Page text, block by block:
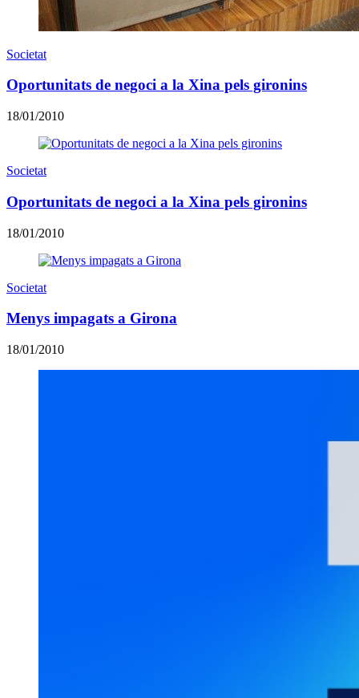
Societat
Oportunitats de negoci a la Xina pels gironins
18/01/2010
Societat
Oportunitats de negoci a la Xina pels gironins
18/01/2010
Societat
Menys impagats a Girona
18/01/2010